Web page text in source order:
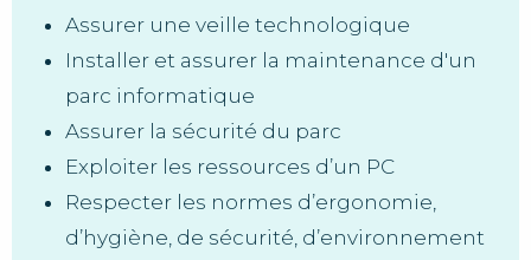
Assurer une veille technologique
Installer et assurer la maintenance d'un
parc informatique
Assurer la sécurité du parc
Exploiter les ressources d’un PC
Respecter les normes d’ergonomie,
d’hygiène, de sécurité, d’environnement